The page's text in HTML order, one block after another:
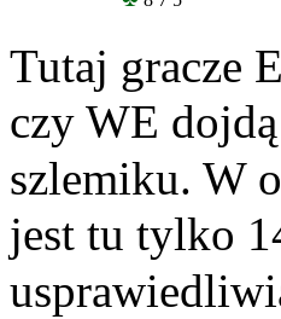
Tutaj gracze
czy WE
szlemiku. W
jest tu tylko